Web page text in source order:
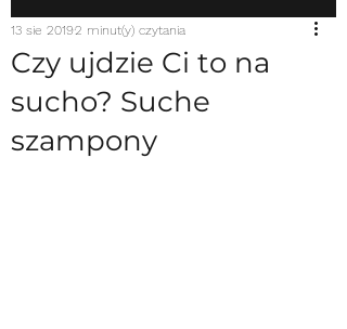
Czy ujdzie Ci to na
sucho? Suche
szampony
13 sie 20192 minut(y) czytania